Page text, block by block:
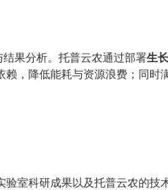
果分析。托普云农通过部署生
，降低能耗与资源浪费；同时
验室科研成果以及托普云农的技